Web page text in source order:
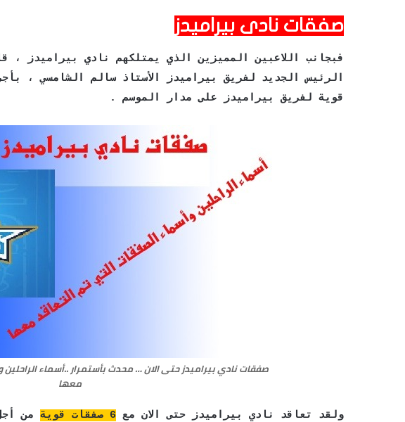
صفقات نادى بيراميدز
فبجانب اللاعبين المميزين الذي يمتلكهم نادي بيراميدز ،
الرئيس الجديد لفريق بيراميدز الأستاذ سالم الشامسي ،
قوية لفريق بيراميدز على مدار الموسم .
صفقات نادي بيراميدز حتى الان … محدث بأستمرار ..أسماء
معها
ولقد تعاقد نادي بيراميدز حتى الان مع 6 صفقات قوية
من